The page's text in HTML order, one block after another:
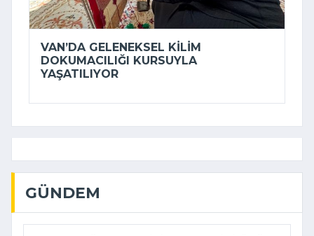
VAN’DA GELENEKSEL KILIM
DOKUMACILIĞI KURSUYLA
YAŞATILIYOR
GÜNDEM